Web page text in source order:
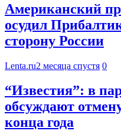
Американский
осудил
сторону России
Lenta.ru2 месяца спустя 0
“Известия”: в
обсуждают
конца года